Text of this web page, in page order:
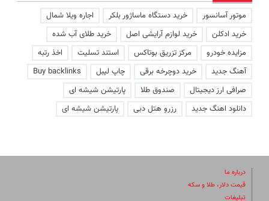
موتور آسانسور خرید دستگاه ماساژور بلکر
اجاره ویلا شمال
خرید ادکلن
خرید لوازم آرایشی اصل
خرید طلای آب شده
مزایده خودرو
مرکز تزریق بوتاکس استند تسلیت
اخذ رتبه
آهنگ جدید
خرید دوچرخه برقی چاپ لیبل
Buy backlinks
صرافی ارز دیجیتال
صندوق طلا
پارتیشن شیشه ای
دانلود اهنگ جدید
رزرو هتل دبی پارتیشن شیشه ای
درباره ما
قیمت دلار، طلا و سکه
تبلیغات